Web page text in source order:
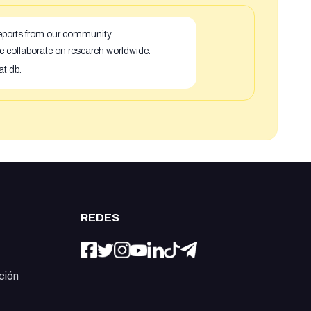
from our community
on research worldwide.
db.
REDES